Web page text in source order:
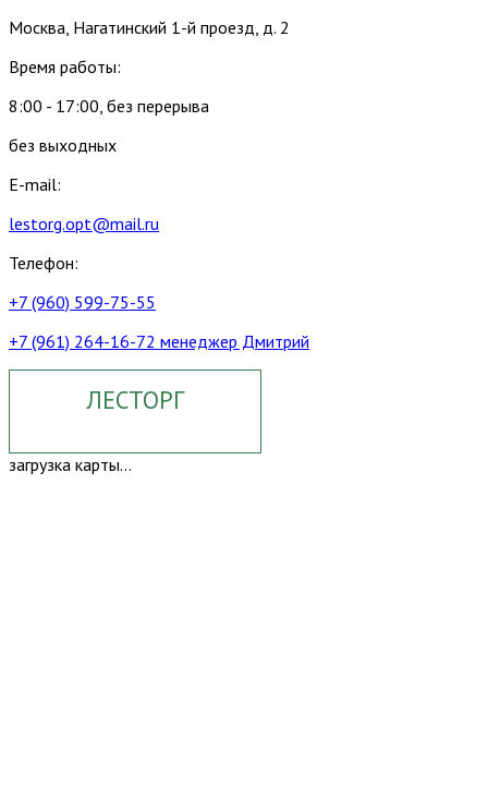
Москва, Нагатинский 1-й проезд, д. 2
Время работы:
8:00 - 17:00, без перерыва
без выходных
E-mail:
lestorg.opt@mail.ru
Телефон:
+7 (960) 599-75-55
+7 (961) 264-16-72 менеджер Дмитрий
ЛЕСТОРГ
загрузка карты...